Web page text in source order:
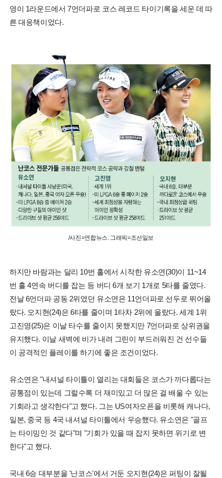
영이 1라운드에서 7언더파로 코스 레코드 타이기록을 세운 데 따
른 대응책이었다.
/사진=연합뉴스. 그래픽=조선일보
하지만 바람과는 달리 10번 홀에서 시작한 유소연(30)이 11~14
번 홀 4연속 버디를 잡는 등 버디 6개 보기 1개로 5타를 줄였다.
전날 6언더파 공동 2위였던 유소연은 11언더파로 선두로 뛰어올
랐다. 오지현(24)은 6타를 줄이며 1타차 2위에 올랐다. 세계 1위
고진영(25)은 이날 타수를 줄이지 못했지만 7언더파로 상위권을
유지했다. 이날 새벽에 비가 내려 그린이 부드러워진 건 선수들
이 공격적인 플레이를 하기에 좋은 조건이었다.
유소연은 "내셔널 타이틀이 열리는 대회들은 코스가 까다롭다는
공통점이 있는데 그럴수록 더 재미있고 더 많은 걸 배울 수 있는
기회라고 생각한다"고 했다. 그는 US여자오픈을 비롯해 캐나다,
일본, 중국 등 4국 내셔널 타이틀에서 우승했다. 유소연은 "골프
는 타이밍인 것 같다"며 "기회가 있을 때 잡지 못하면 위기로 변
한다"고 했다.
국내 6승 대부분을 '난코스'에서 거둔 오지현(24)은 퍼팅이 잘될